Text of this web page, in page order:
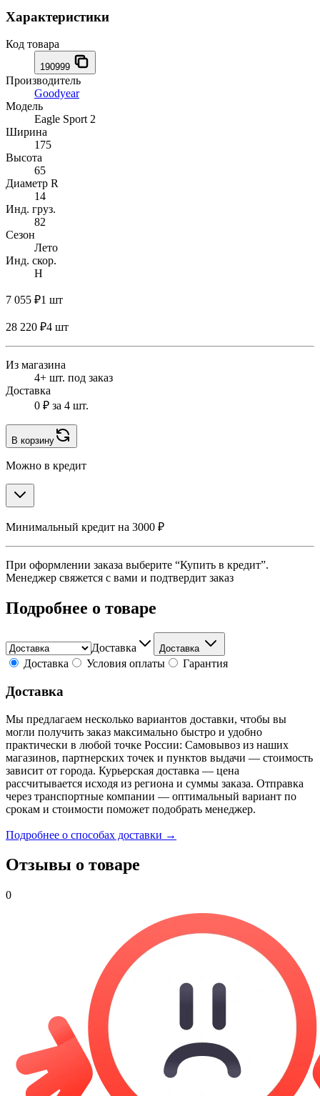
Характеристики
Код товара
190999
Производитель
Goodyear
Модель
Eagle Sport 2
Ширина
175
Высота
65
Диаметр R
14
Инд. груз.
82
Сезон
Лето
Инд. скор.
H
7 055 ₽1 шт
28 220 ₽4 шт
Из магазина
4+ шт. под заказ
Доставка
0 ₽ за 4 шт.
В корзину
Можно в кредит
Минимальный кредит на 3000 ₽
При оформлении заказа выберите “Купить в кредит”.
Менеджер свяжется с вами и подтвердит заказ
Подробнее о товаре
Доставка Доставка
Доставка Условия оплаты Гарантия
Доставка
Мы предлагаем несколько вариантов доставки, чтобы вы
могли получить заказ максимально быстро и удобно
практически в любой точке России: Самовывоз из наших
магазинов, партнерских точек и пунктов выдачи — стоимость
зависит от города. Курьерская доставка — цена
рассчитывается исходя из региона и суммы заказа. Отправка
через транспортные компании — оптимальный вариант по
срокам и стоимости поможет подобрать менеджер.
Подробнее о способах доставки →
Отзывы о товаре
0